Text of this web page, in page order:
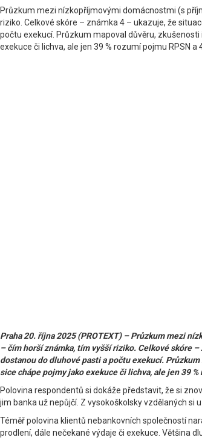
Průzkum mezi nízkopříjmovými domácnostmi (s
riziko. Celkové skóre – známka 4 – ukazuje, že
počtu exekucí. Průzkum mapoval důvěru,
exekuce či lichva, ale jen 39 % rozumí pojmu RPSN a
Praha 20. října 2025 (PROTEXT) – Průzkum mezi
– čím horší známka, tím vyšší riziko. Celkové skóre
dostanou do dluhové pasti a počtu exekucí.
sice chápe pojmy jako exekuce či lichva, ale jen 39
Polovina respondentů si dokáže představit, že si
jim banka už nepůjčí. Z vysokoškolsky vzdělaných si
Téměř polovina klientů nebankovních společností
prodlení, dále nečekané výdaje či exekuce. Většina